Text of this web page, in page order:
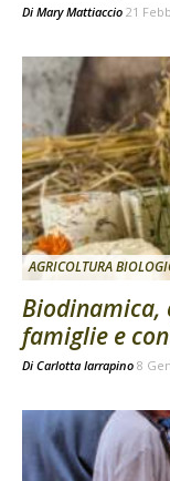
Di Mary Mattiaccio 21
AGRICOLTURA
Biodinamica,
famiglie e
Di Carlotta Iarrapino 8